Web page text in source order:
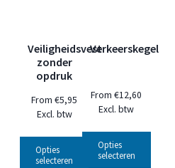
Veiligheidsvest
zonder
opdruk
From€5,95
Excl. btw
Opties
selecteren
Verkeerskegel
From€12,60
Excl. btw
Opties
selecteren